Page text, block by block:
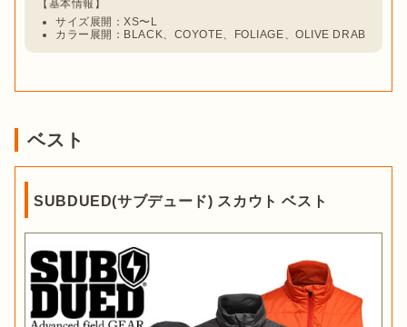
サイズ展開：XS〜L
カラー展開：BLACK、COYOTE、FOLIAGE、OLIVE DRAB
ベスト
SUBDUED(サブデュード) スカウト ベスト